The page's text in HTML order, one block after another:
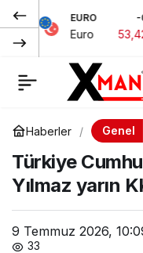
-0.06%
53,42 TRY
Haberler Genel
Türkiye
Yılmaz yarın
9 Temmuz 2026,
33
Brent petrol 79
dolara dayandı